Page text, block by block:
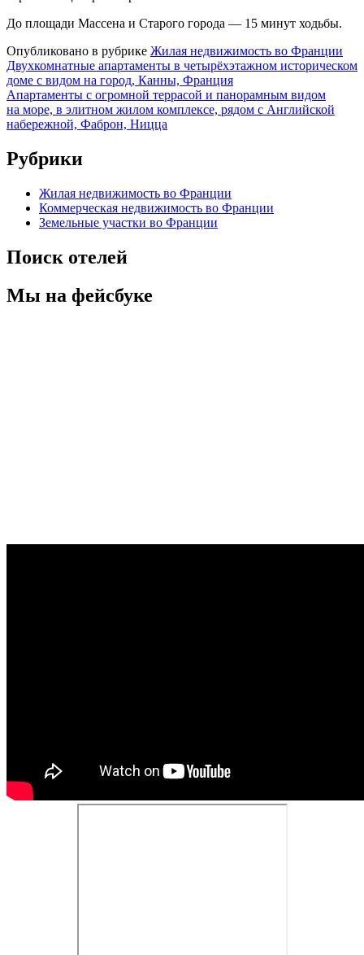
До площади Массена и Cтарого города — 15 минут ходьбы.
Опубликовано в рубрике Жилая недвижимость во Франции
Навигация
по
записям
Двухкомнатные апартаменты в четырёхэтажном историческом
доме с видом на город, Канны, Франция
Апартаменты с огромной террасой и панорамным видом
на море, в элитном жилом комплексе, рядом с Английской
набережной, Фаброн, Ницца
Рубрики
Жилая недвижимость во Франции
Коммерческая недвижимость во Франции
Земельные участки во Франции
Поиск отелей
Мы на фейсбуке